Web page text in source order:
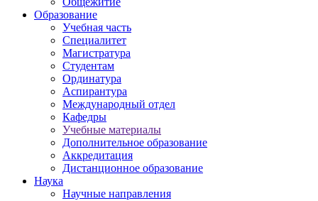
Образование
Учебная часть
Специалитет
Магистратура
Студентам
Ординатура
Аспирантура
Международный отдел
Кафедры
Учебные материалы
Дополнительное образование
Аккредитация
Дистанционное образование
Наука
Научные направления